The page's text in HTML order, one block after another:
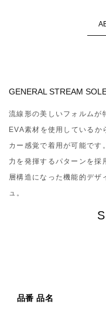
GENERAL STREAM
流線形の美しいフォルムが
EVA素材を使用しているか
カー感覚で着用が可能です
力を発揮するパターンを採
層構造になった機能的デザ
ュ。
品番 品名